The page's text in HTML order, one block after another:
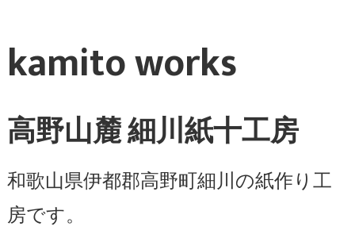
kamito works
高野山麓 細川紙十工房
和歌山県伊都郡高野町細川の紙作り工
房です。